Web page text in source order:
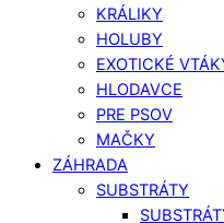
KRÁLIKY
HOLUBY
EXOTICKÉ
HLODAVCE
PRE PSOV
MAČKY
ZÁHRADA
SUBSTRÁTY